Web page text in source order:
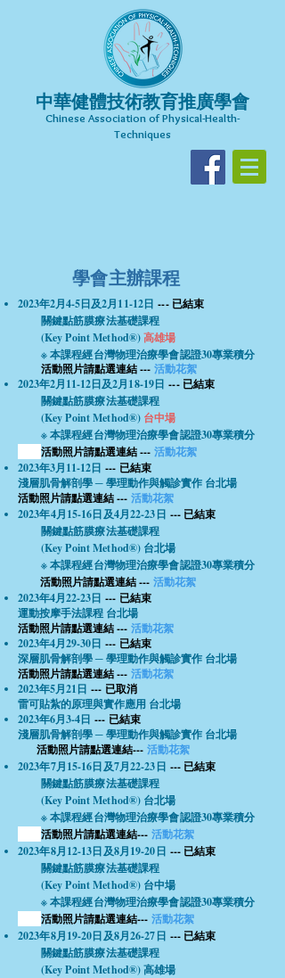
中華健體技術教育推廣學會
Chinese Association of Physical-Health-
Techniques​
學會主辦課程
2023年2月4-5日及2月11-12日--- 已結束
關鍵點筋膜療法基礎課程
(Key Point Method®)高雄場
※ 本課程經台灣物理治療學會認證30專業積分
活動照片請點選連結 --- 活動花絮
2023年2月11-12日及2月18-19日--- 已結束
關鍵點筋膜療法基礎課程
(Key Point Method®) 台中場
※ 本課程經台灣物理治療學會認證30專業積分
活動照片請點選連結 --- 活動花絮
2023年3月11-12日 --- 已結束
淺層肌骨解剖學 ─ 學理動作與觸診實作 台北場
活動照片請點選連結 --- 活動花絮
2023年4月15-16日及4月22-23日 --- 已結束
關鍵點筋膜療法基礎課程
(Key Point Method®) 台北場
※ 本課程經台灣物理治療學會認證30專業積分
活動照片請點選連結 --- 活動花絮
2023年4月22-23日 --- 已結束
運動按摩手法課程 台北場
活動照片請點選連結 --- 活動花絮
2023年4月29-30日 --- 已結束
深層肌骨解剖學 ─ 學理動作與觸診實作 台北場
活動照片請點選連結 --- 活動花絮
2023年5月21日 --- 已取消
雷可貼紮的原理與實作應用 台北場
2023年6月3-4日 --- 已結束
淺層肌骨解剖學 ─ 學理動作與觸診實作 台北場
活動照片請點選連結--- 活動花絮
2023年7月15-16日及7月22-23日 --- 已結束
關鍵點筋膜療法基礎課程
(KeyPoint Method®) 台北場
※本課程經台灣物理治療學會認證30專業積分
活動照片請點選連結--- 活動花絮
2023年8月12-13日及8月19-20日 --- 已結束
關鍵點筋膜療法基礎課程
(Key Point Method®) 台中場
※本課程經台灣物理治療學會認證30專業積分
活動照片請點選連結--- 活動花絮
2023年8月19-20日及8月26-27日 --- 已結束
關鍵點筋膜療法基礎課程
(Key Point Method®) 高雄場